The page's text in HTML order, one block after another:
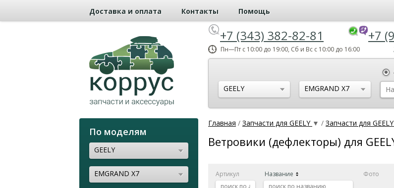
Доставка и оплата Контакты Помощь
+7 (343) 382-82-81 +7
Пн—Пт с 10:00 до 19:00, Сб и Вс с 10:00 до 16:00
GEELY EMGRAND X7
По моделям
GEELY
EMGRAND X7
Главная / Запчасти для GEELY ▼ / Запчасти для
Ветровики (дефлекторы) для
Артикул Название Фото